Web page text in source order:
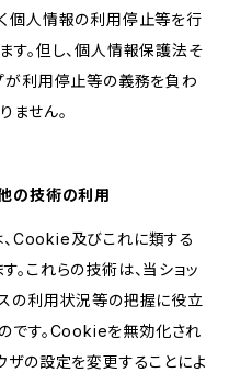
個人情報の利用停止等を行
す。但し、個人情報保護法そ
が利用停止等の義務を負わ
ません。
の技術の利用
、Cookie及びこれに類する
。これらの技術は、当ショッ
の利用状況等の把握に役立
です。Cookieを無効化され
ザの設定を変更することによ